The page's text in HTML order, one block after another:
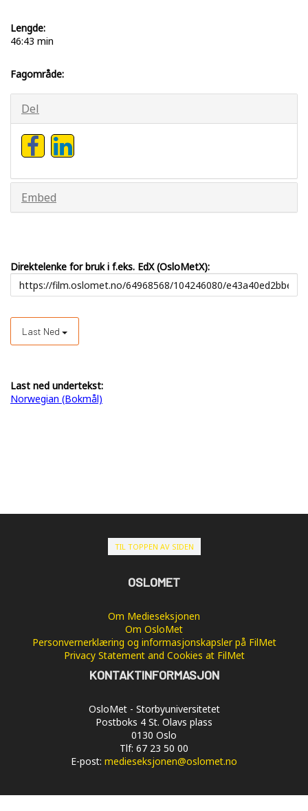
Lengde:
46:43 min
Fagområde:
Del
Embed
Direktelenke for bruk i f.eks. EdX (OsloMetX):
Last Ned
Last ned undertekst:
Norwegian (Bokmål)
TIL TOPPEN AV SIDEN
OSLOMET
Om Medieseksjonen
Om OsloMet
Personvernerklæring og informasjonskapsler på FilMet
Privacy Statement and Cookies at FilMet
KONTAKTINFORMASJON
OsloMet - Storbyuniversitetet
Postboks 4 St. Olavs plass
0130 Oslo
Tlf: 67 23 50 00
E-post: medieseksjonen@oslomet.no